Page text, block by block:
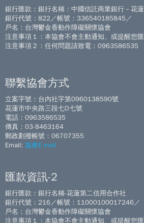
銀行匯款：銀行名稱：中國信託商業銀行－花
銀行代號：822／帳號：336540185845／
戶名：台灣鬱金香動作障礙關懷協會
注意事項１：本協會不會主動通知、或提醒您
注意事項２：任何問題請致電：0963586535
聯繫協會方式
立案字號：台內社字第0960138590號
花蓮市中央路三段七O七號
電話：0963586535
傳真：03-8463164
郵政劃撥帳號：06707355
Email: 協會E-mail
匯款資訊-2
銀行匯款：銀行名稱-花蓮第二信用合作社
銀行代號：216／帳號：11000100017246／
戶名：台灣鬱金香動作障礙關懷協會
注意事項１：本協會不會主動通知、或提醒您